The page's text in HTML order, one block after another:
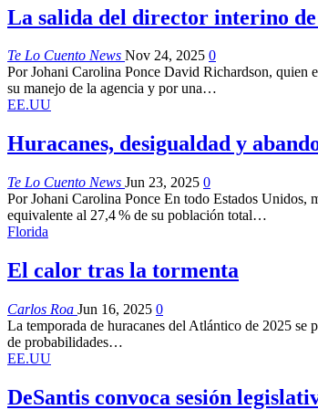
La salida del director interino
Te Lo Cuento News Nov 24, 2025 0
Por Johani Carolina Ponce David Richardson, quien
su manejo de la agencia y por una…
EE.UU
Huracanes, desigualdad y
Te Lo Cuento News Jun 23, 2025 0
Por Johani Carolina Ponce En todo Estados Unidos,
equivalente al 27,4 % de su población total…
Florida
El calor tras la tormenta
Carlos Roa Jun 16, 2025 0
La temporada de huracanes del Atlántico de 2025
de probabilidades…
EE.UU
DeSantis convoca sesión